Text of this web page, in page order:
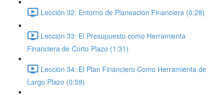
Lección 32: Entorno de Planeación Financiera (0:28)
Lección 33: El Presupuesto como Herramienta
Financiera de Corto Plazo (1:31)
Lección 34: El Plan Financiero Como Herramienta de
Largo Plazo (0:59)